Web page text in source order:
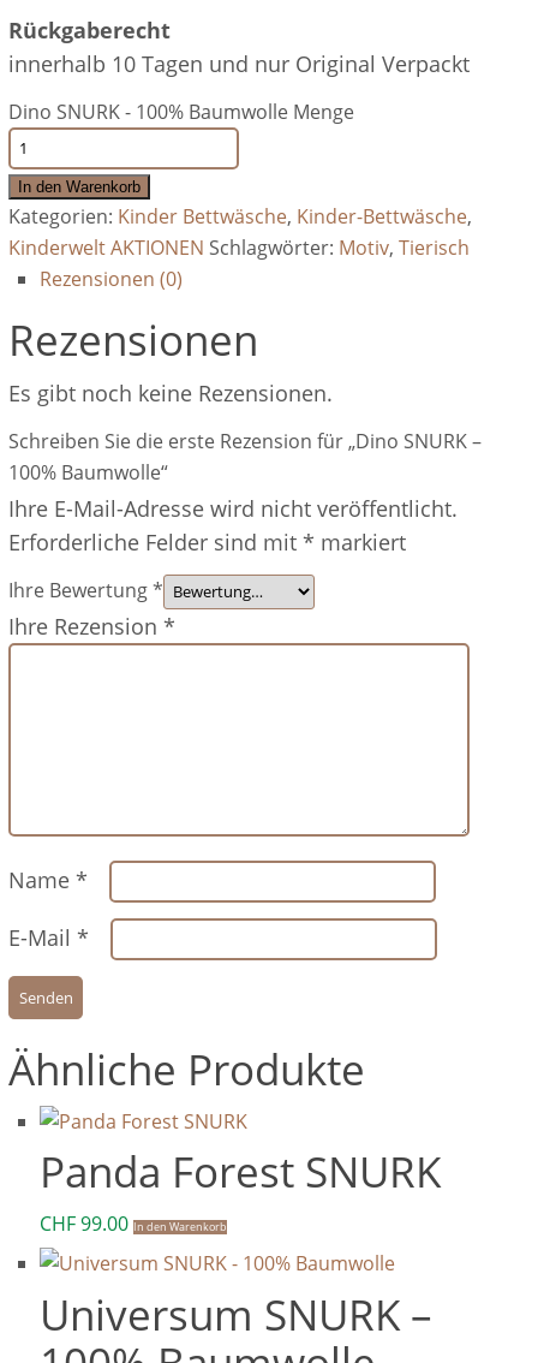
Rückgaberecht
innerhalb 10 Tagen und nur Original Verpackt
Dino SNURK - 100% Baumwolle Menge
In den Warenkorb
Kategorien: Kinder Bettwäsche, Kinder-Bettwäsche,
Kinderwelt AKTIONEN Schlagwörter: Motiv, Tierisch
Rezensionen (0)
Rezensionen
Es gibt noch keine Rezensionen.
Schreiben Sie die erste Rezension für „Dino SNURK –
100% Baumwolle“
Ihre E-Mail-Adresse wird nicht veröffentlicht.
Erforderliche Felder sind mit * markiert
Ihre Bewertung*
Ihre Rezension *
Name *
E-Mail *
Ähnliche Produkte
Panda Forest SNURK
CHF99.00 In den Warenkorb
Universum SNURK –